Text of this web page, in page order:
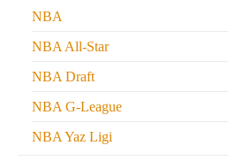
NBA
NBA All-Star
NBA Draft
NBA G-League
NBA Yaz Ligi